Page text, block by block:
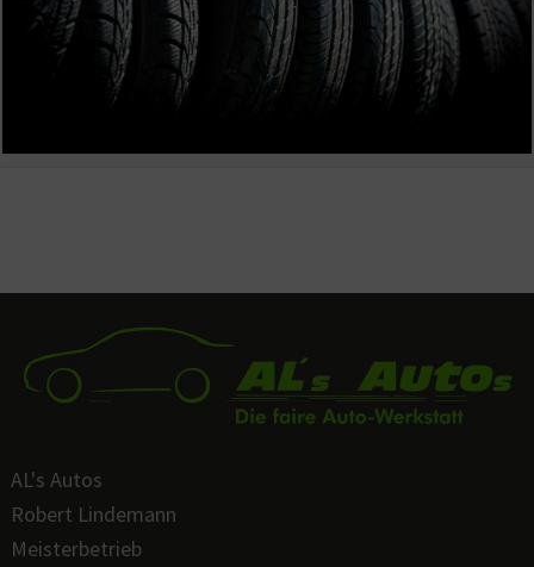
AL's Autos
Robert Lindemann
Meisterbetrieb